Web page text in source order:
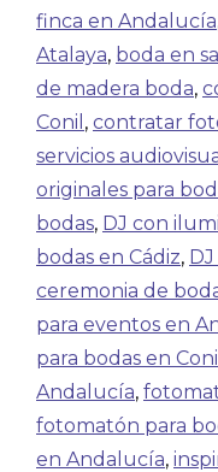
finca en Andalucía
Atalaya, boda en
de madera boda,
Conil , contratar
servicios
originales para
bodas, DJ con
bodas en Cádiz,
ceremonia de
para eventos en
para bodas en Conil
Andalucía,
fotomatón para
en Andalucía,